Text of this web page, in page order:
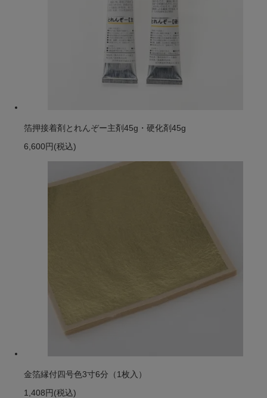
箔押接着剤とれんぞー主剤45g・硬化剤45g
6,600円 (税込)
金箔縁付四号色3寸6分（1枚入）
1,408円 (税込)